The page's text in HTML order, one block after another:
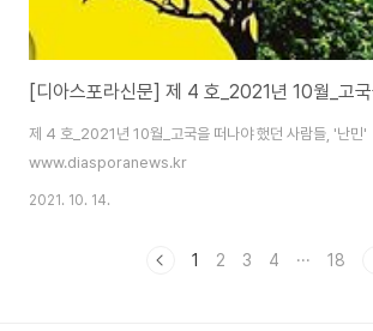
제 4 호_2021년 10월_고국을 떠나야 했던 사람들, '난민'
www.diasporanews.kr
2021. 10. 14.
1 2 3 4 ··· 18